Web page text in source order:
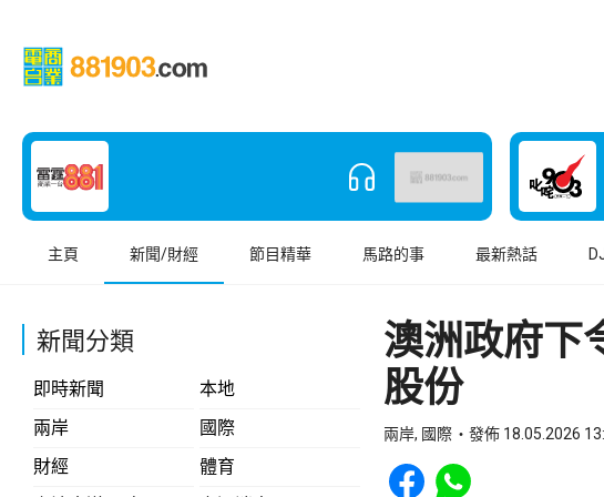
主頁 新聞/財經 節目精華 馬路的事 最新熱話
新聞分類
即時新聞
本地
兩岸
國際
財經
體育
澳洲政府下
股份
兩岸, 國際 發佈 18.05.2026
Share to Facebook
Share to WhatsApp